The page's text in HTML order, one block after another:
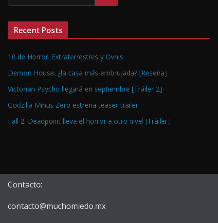
Recent Posts
10 de Horror: Extraterrestres y Ovnis
Demon House: ¿la casa más embrujada? [Reseña]
Victorian Psycho llegará en septiembre [Tráiler 2]
Godzilla Minus Zero estrena teaser trailer
Fall 2: Deadpoint lleva el horror a otro nivel [Tráiler]
Contacto:
contacto@muchomiedo.mx